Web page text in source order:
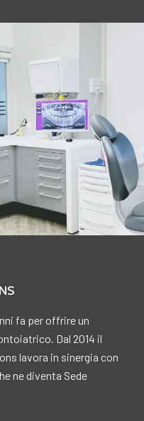
fa per offrire un
Dal 2014 il
lavora in sinergia con
ne diventa Sede